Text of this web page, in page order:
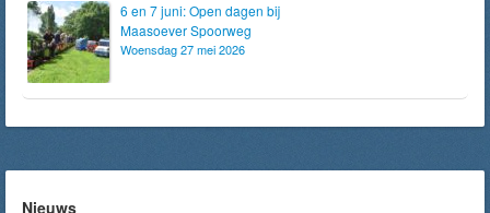
6 en 7 juni: Open dagen bij
Maasoever Spoorweg
Woensdag 27 mei 2026
Nieuws